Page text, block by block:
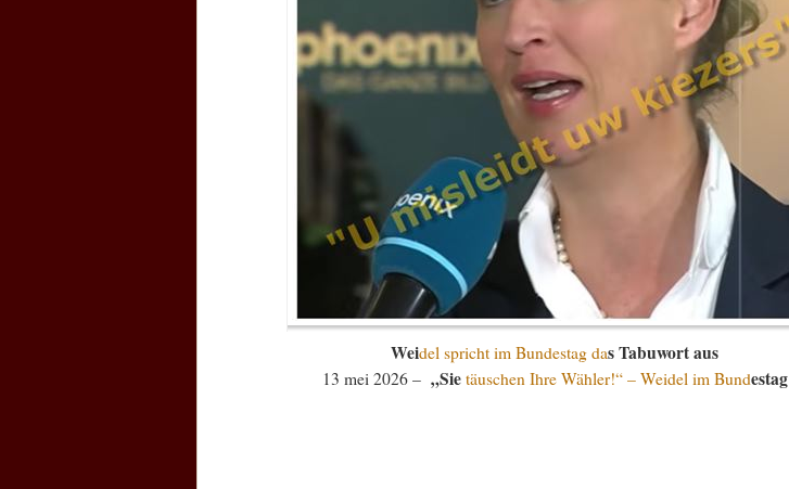
Weidel spricht im Bundestag das Tabuwort aus
13 mei 2026 – „Sietäuschen Ihre Wähler!“ – Weidel im Bundestag